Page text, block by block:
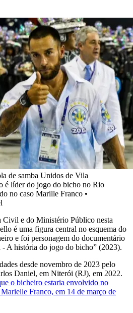
de samba Unidos de Vila
é líder do jogo do bicho no Rio
no caso Marille Franco •
Civil e do Ministério Público nesta
é uma figura central no esquema do
e foi personagem do documentário
A história do jogo do bicho” (2023).
desde novembro de 2023 pelo
Daniel, em Niterói (RJ), em 2022.
o bicheiro estaria envolvido no
Franco, em 14 de março de